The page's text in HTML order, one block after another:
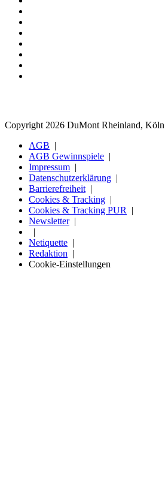
Copyright 2026 DuMont Rheinland, Köln
AGB
AGB Gewinnspiele
Impressum
Datenschutzerklärung
Barrierefreiheit
Cookies & Tracking
Cookies & Tracking PUR
Newsletter
Netiquette
Redaktion
Cookie-Einstellungen